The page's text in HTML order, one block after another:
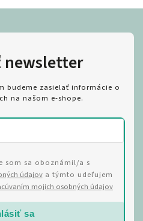
newsletter
budeme zasielať informácie o
na našom e-shope.
som sa oboznámil/a s
údajova týmto udeľujem
mojich osobných údajov
sa